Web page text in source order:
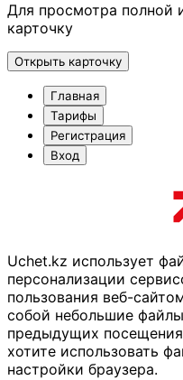
Для просмотра полной
карточку
Открыть карточку
Главная
Тарифы
Регистрация
Вход
Uchet.kz использует
персонализации
пользования веб-
собой небольшие
предыдущих
хотите использовать
настройки браузера.